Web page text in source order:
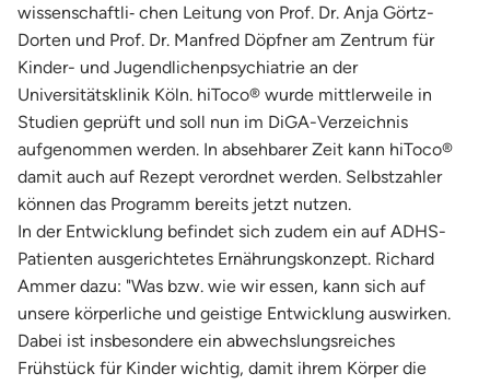
wissenschaftli‐ chen Leitung von Prof. Dr. Anja Görtz-
Dorten und Prof. Dr. Manfred Döpfner am Zentrum für
Kinder- und Jugendlichenpsychiatrie an der
Universitätsklinik Köln. hiToco® wurde mittlerweile in
Studien geprüft und soll nun im DiGA-Verzeichnis
aufgenommen werden. In absehbarer Zeit kann hiToco®
damit auch auf Rezept verordnet werden. Selbstzahler
können das Programm bereits jetzt nutzen.
In der Entwicklung befindet sich zudem ein auf ADHS-
Patienten ausgerichtetes Ernährungskonzept. Richard
Ammer dazu: "Was bzw. wie wir essen, kann sich auf
unsere körperliche und geistige Entwicklung auswirken.
Dabei ist insbesondere ein abwechslungsreiches
Frühstück für Kinder wichtig, damit ihrem Körper die